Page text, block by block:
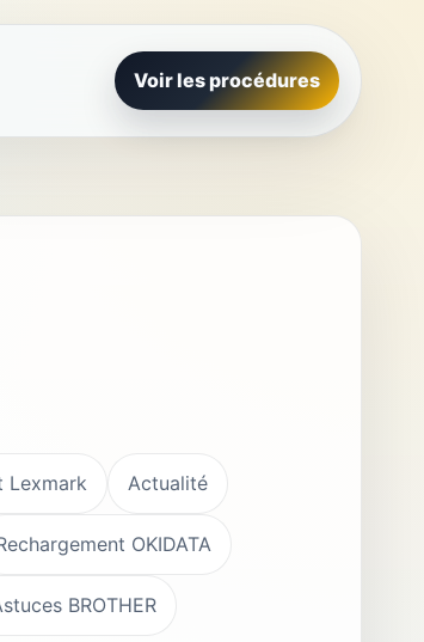
Voir les procédures
Lexmark Actualité
OKIDATA
BROTHER